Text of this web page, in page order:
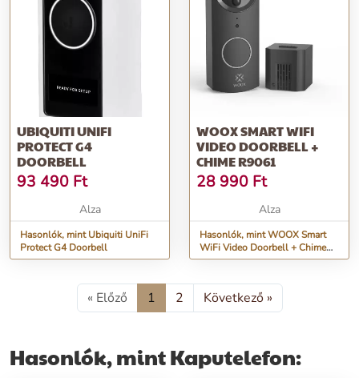
UBIQUITI UNIFI
PROTECT G4
DOORBELL
93 490 Ft
Alza
Hasonlók, mint Ubiquiti UniFi
Protect G4 Doorbell
WOOX SMART WIFI
VIDEO DOORBELL +
CHIME R9061
28 990 Ft
Alza
Hasonlók, mint WOOX Smart
WiFi Video Doorbell + Chime
R9061
« Előző 1 2 Következő »
Hasonlók, mint Kaputelefon: